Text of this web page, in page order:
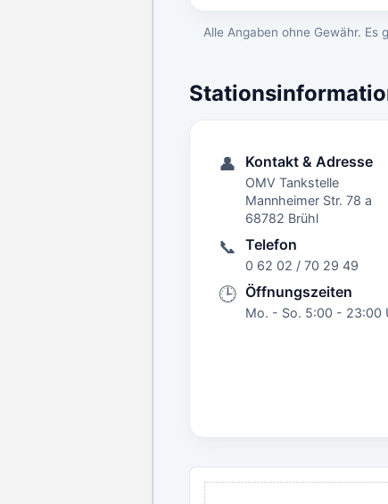
Alle Angaben ohne Gewähr.
👤 Kontakt & Adresse
OMV Tankstelle
Mannheimer Str. 78 a
68782 Brühl
📞 Telefon
0 62 02 / 70 29 49
🕒 Öffnungszeiten
Mo. - So. 5:00 - 23:00